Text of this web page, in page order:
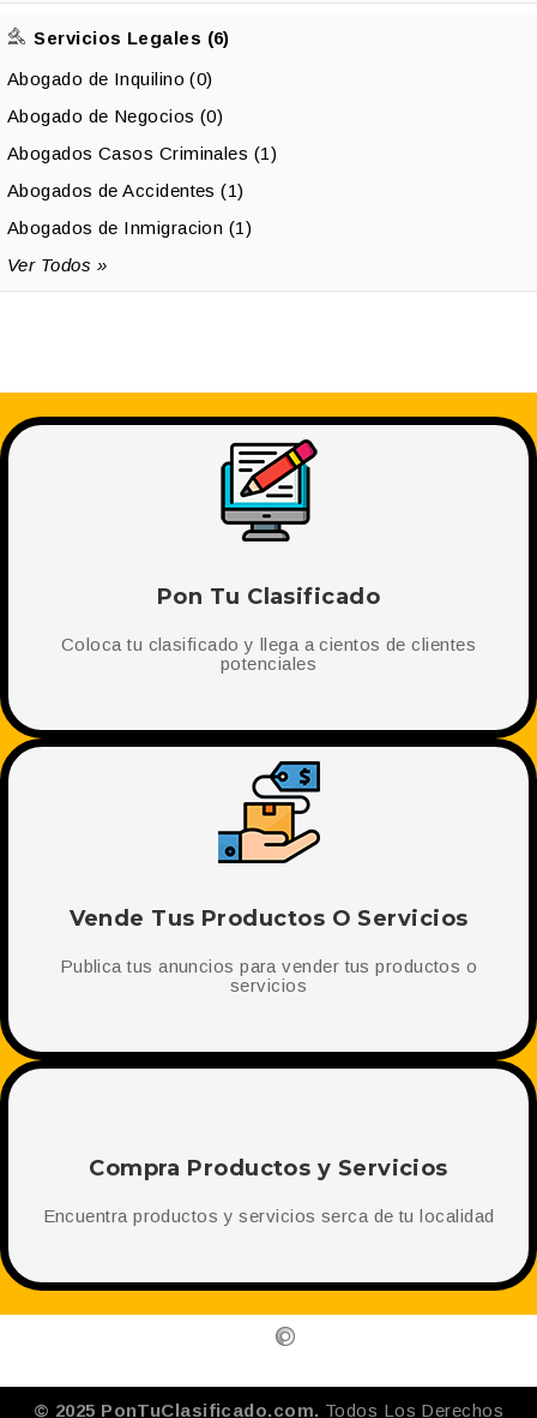
Servicios Legales (6)
Abogado de Inquilino (0)
Abogado de Negocios (0)
Abogados Casos Criminales (1)
Abogados de Accidentes (1)
Abogados de Inmigracion (1)
Ver Todos »
Pon Tu Clasificado
Coloca tu clasificado y llega a cientos de clientes
potenciales
Vende Tus Productos O Servicios
Publica tus anuncios para vender tus productos o
servicios
Compra Productos y Servicios
Encuentra productos y servicios serca de tu localidad
© 2025 PonTuClasificado.com. Todos Los Derechos